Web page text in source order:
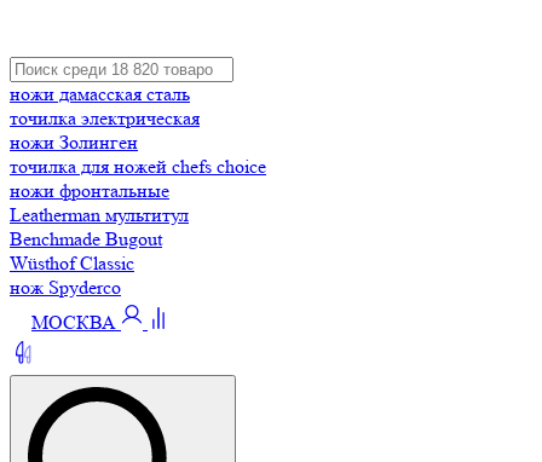
ножи дамасская сталь
точилка электрическая
ножи Золинген
точилка для ножей chefs choice
ножи фронтальные
Leatherman мультитул
Benchmade Bugout
Wüsthof Classic
нож Spyderco
МОСКВА